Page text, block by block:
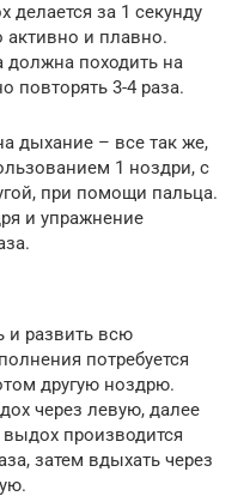
за 1 секунду
активно и плавно.
должна походить на
повторять 3-4 раза.
дыхание – все так же,
1 ноздри, с
при помощи пальца.
и упражнение
и развить всю
потребуется
другую ноздрю.
через левую, далее
производится
затем вдыхать через